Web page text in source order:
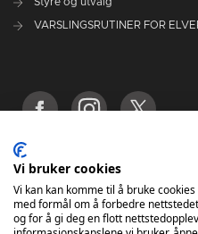
VARSLINGSRUTINER FOR
Vi bruker cookies
Vi kan kan komme til å bruke
med formål om å forbedre
og for å gi deg en flott